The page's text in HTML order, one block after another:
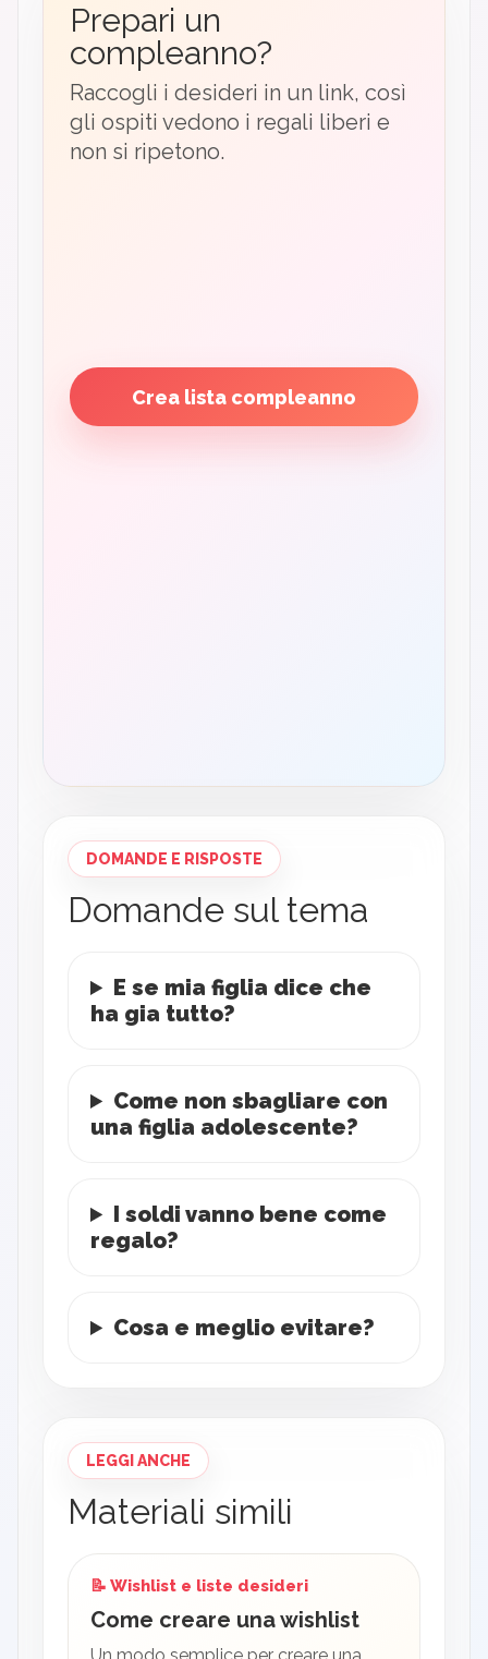
Prepari un
compleanno?
Raccogli i desideri in un link, così
gli ospiti vedono i regali liberi e
non si ripetono.
Crea lista compleanno
DOMANDE E RISPOSTE
Domande sul tema
E se mia figlia dice che
ha gia tutto?
Come non sbagliare con
una figlia adolescente?
I soldi vanno bene come
regalo?
Cosa e meglio evitare?
LEGGI ANCHE
Materiali simili
📝 Wishlist e liste desideri
Come creare una wishlist